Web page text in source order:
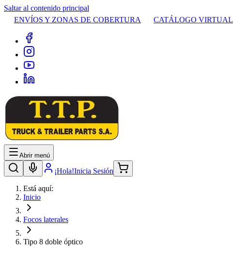
Saltar al contenido principal
ENVÍOS Y ZONAS DE COBERTURA
CATÁLOGO VIRTUAL
Abrir menú
¡Hola!Inicia Sesión
Está aquí:
Inicio
Focos laterales
Tipo 8 doble óptico